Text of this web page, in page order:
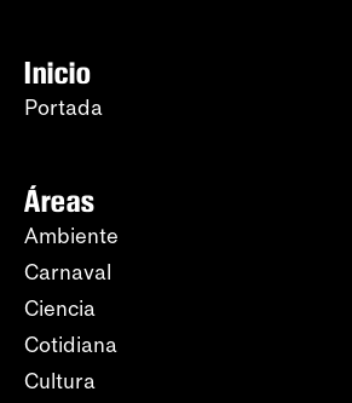
Inicio
Portada
Áreas
Ambiente
Carnaval
Ciencia
Cotidiana
Cultura